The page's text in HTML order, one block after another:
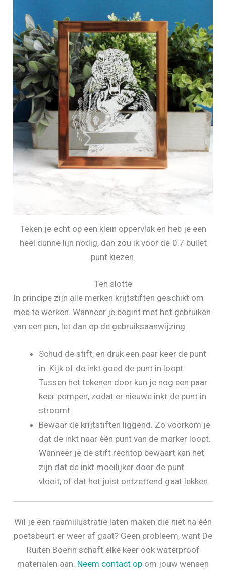
Teken je echt op een klein oppervlak en heb je een
heel dunne lijn nodig, dan zou ik voor de 0.7 bullet
punt kiezen.
Ten slotte
In principe zijn alle merken krijtstiften geschikt om
mee te werken. Wanneer je begint met het gebruiken
van een pen, let dan op de gebruiksaanwijzing.
Schud de stift, en druk een paar keer de punt
in. Kijk of de inkt goed de punt in loopt.
Tussen het tekenen door kun je nog een paar
keer pompen, zodat er nieuwe inkt de punt in
stroomt.
Bewaar de krijtstiften liggend. Zo voorkom je
dat de inkt naar één punt van de marker loopt.
Wanneer je de stift rechtop bewaart kan het
zijn dat de inkt moeilijker door de punt
vloeit, of dat het juist ontzettend gaat lekken.
Wil je een raamillustratie laten maken die niet na één
poetsbeurt er weer af gaat? Geen probleem, want De
Ruiten Boerin schaft elke keer ook waterproof
materialen aan. Neem contact op om jouw wensen